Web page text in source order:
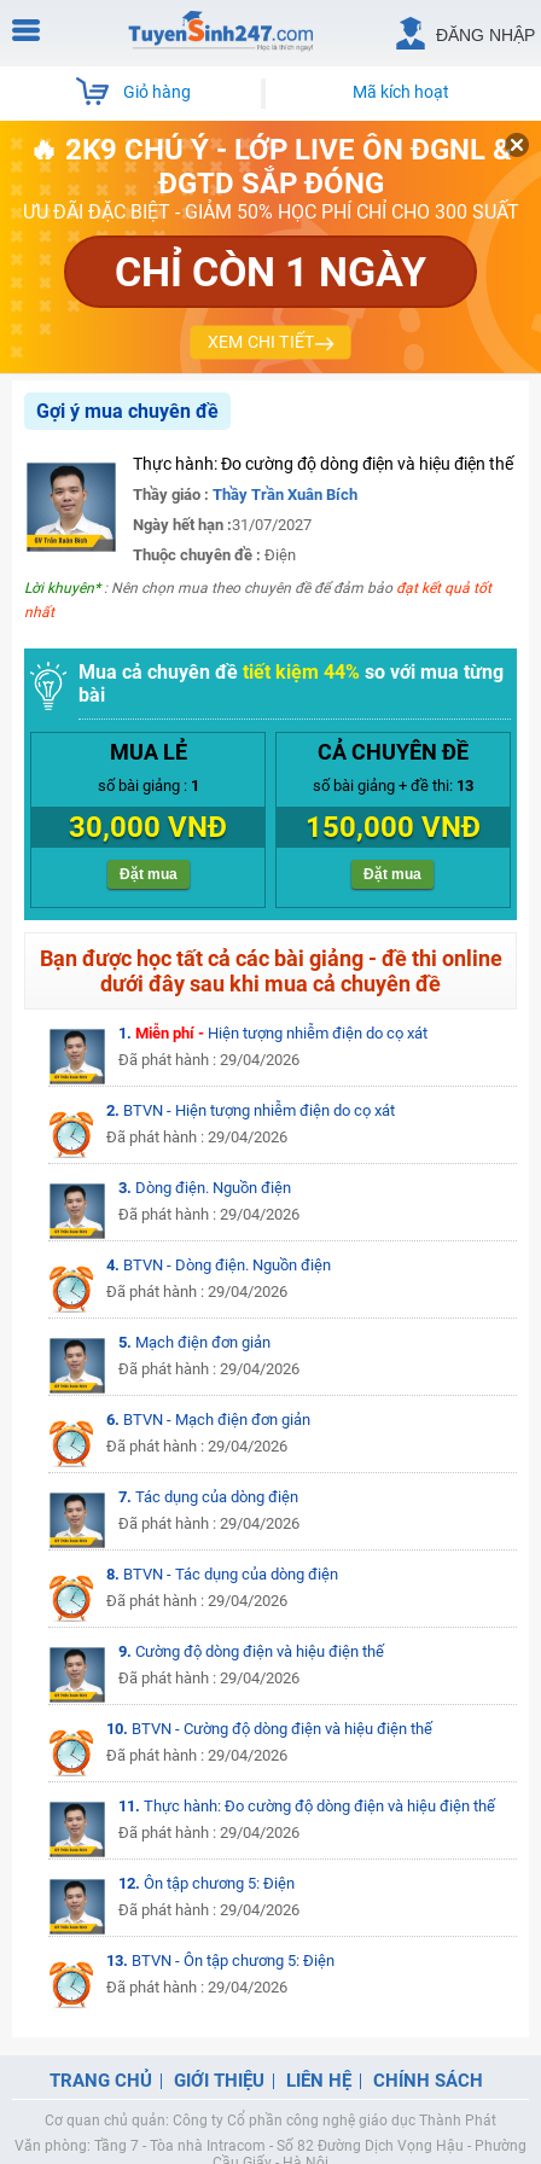
ĐĂNG NHẬP
Giỏ hàng Mã kích hoạt
🔥 2K9 CHÚ Ý - LỚP LIVE ÔN ĐGNL &
ĐGTD SẮP ĐÓNG
ƯU ĐÃI ĐẶC BIỆT - GIẢM 50% HỌC PHÍ CHỈ CHO 300 SUẤT
CHỈ CÒN 1 NGÀY
XEM CHI TIẾT
Gợi ý mua chuyên đề
Thực hành: Đo cường độ dòng điện và hiệu điện thế
Thầy giáo : Thầy Trần Xuân Bích
Ngày hết hạn :31/07/2027
Thuộc chuyên đề : Điện
Lời khuyên*: Nên chọn mua theo chuyên đề để đảm bảo đạt kết quả tốt
nhất
Mua cả chuyên đề tiết kiệm 44% so với mua từng
bài
MUA LẺ
số bài giảng : 1
30,000 VNĐ
Đặt mua
CẢ CHUYÊN ĐỀ
số bài giảng + đề thi: 13
150,000 VNĐ
Đặt mua
Bạn được học tất cả các bài giảng - đề thi online
dưới đây sau khi mua cả chuyên đề
1. Miễn phí - Hiện tượng nhiễm điện do cọ xát
Đã phát hành : 29/04/2026
2. BTVN - Hiện tượng nhiễm điện do cọ xát
Đã phát hành : 29/04/2026
3. Dòng điện. Nguồn điện
Đã phát hành : 29/04/2026
4. BTVN - Dòng điện. Nguồn điện
Đã phát hành : 29/04/2026
5. Mạch điện đơn giản
Đã phát hành : 29/04/2026
6. BTVN - Mạch điện đơn giản
Đã phát hành : 29/04/2026
7. Tác dụng của dòng điện
Đã phát hành : 29/04/2026
8. BTVN - Tác dụng của dòng điện
Đã phát hành : 29/04/2026
9. Cường độ dòng điện và hiệu điện thế
Đã phát hành : 29/04/2026
10. BTVN - Cường độ dòng điện và hiệu điện thế
Đã phát hành : 29/04/2026
11. Thực hành: Đo cường độ dòng điện và hiệu điện thế
Đã phát hành : 29/04/2026
12. Ôn tập chương 5: Điện
Đã phát hành : 29/04/2026
13. BTVN - Ôn tập chương 5: Điện
Đã phát hành : 29/04/2026
TRANG CHỦ GIỚI THIỆU LIÊN HỆ CHÍNH SÁCH
Cơ quan chủ quản: Công ty Cổ phần công nghệ giáo dục Thành Phát
Văn phòng: Tầng 7 - Tòa nhà Intracom - Số 82 Đường Dịch Vọng Hậu - Phường